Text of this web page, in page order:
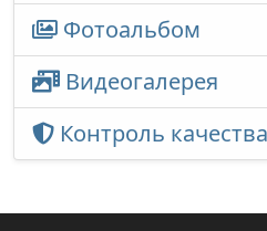
Фотоальбом
Видеогалерея
Контроль качества